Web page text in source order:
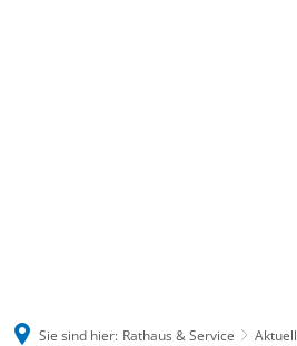
Sie sind hier: Rathaus & Service Aktuell